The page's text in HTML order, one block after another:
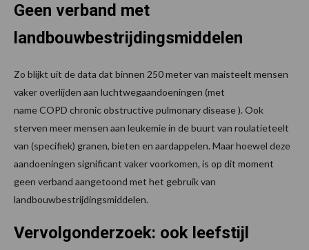
Geen verband met
landbouwbestrijdingsmiddelen
Zo blijkt uit de data dat binnen 250 meter van maisteelt mensen
vaker overlijden aan luchtwegaandoeningen (met
name COPD chronic obstructive pulmonary disease ). Ook
sterven meer mensen aan leukemie in de buurt van roulatieteelt
van (specifiek) granen, bieten en aardappelen. Maar hoewel deze
aandoeningen significant vaker voorkomen, is op dit moment
geen verband aangetoond met het gebruik van
landbouwbestrijdingsmiddelen.
Vervolgonderzoek: ook leefstijl